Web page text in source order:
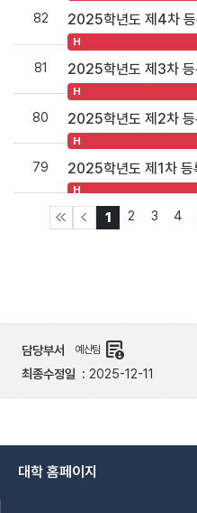
82 2025학년도 제4차 등
H
81 2025학년도 제3차 등
H
80 2025학년도 제2차 등
H
79 2025학년도 제1차 등
H
1 2 3 4
담당부서 예산팀 demography
최종수정일 2025-12-11
대학 홈페이지